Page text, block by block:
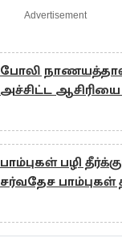
Advertisement
போலி
அச்சிட்ட
பாம்புகள் பழி
சர்வதேச பாம்புகள்